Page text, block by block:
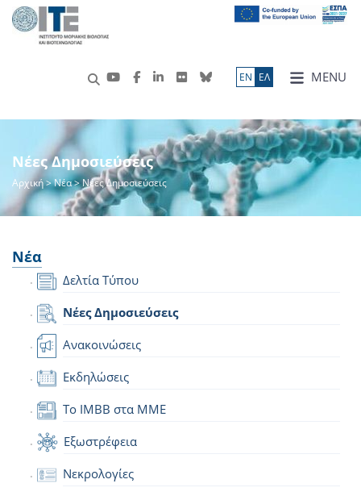
MENU
ΕN ΕΛ
Νέες Δημοσιεύσεις
Αρχική>Νέα> Νέες Δημοσιεύσεις
Νέα
Δελτία Τύπου
Νέες Δημοσιεύσεις
Ανακοινώσεις
Εκδηλώσεις
Το IMBB στα ΜΜΕ
Εξωστρέφεια
Νεκρολογίες